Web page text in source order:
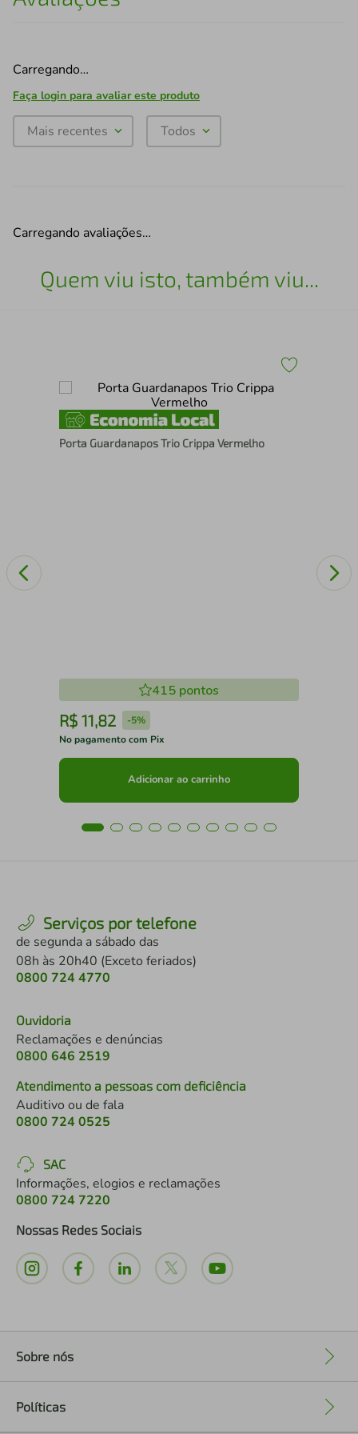
Carregando…
Faça login para avaliar este produto
Mais recentes Todos
Carregando avaliações…
Quem viu isto, também viu...
Porta Guardanapos Trio Crippa Vermelho
415 pontos
R$ 11,82 -5%
No pagamento com Pix
Adicionar ao carrinho
Serviços por telefone
de segunda a sábado das
08h às 20h40 (Exceto feriados)
0800 724 4770
Ouvidoria
Reclamações e denúncias
0800 646 2519
Atendimento a pessoas com deficiência
Auditivo ou de fala
0800 724 0525
SAC
Informações, elogios e reclamações
0800 724 7220
Nossas Redes Sociais
Sobre nós
Políticas